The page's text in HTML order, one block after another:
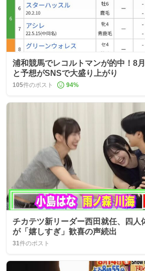
浦和競馬でレコルトマンが的中！8
と予想がSNSで大盛り上がり
105件のポスト 94%
チカテツ新リーダー西田就任、四人
が「嬉しすぎ」歓喜の声続出
31件のポスト